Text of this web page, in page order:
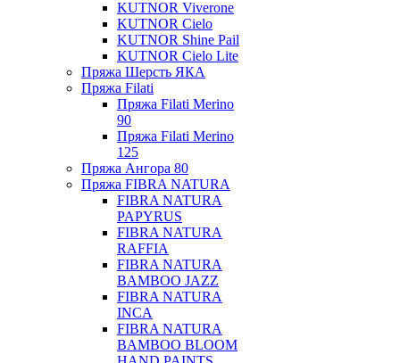
KUTNOR Viverone
KUTNOR Cielo
KUTNOR Shine Pail
KUTNOR Cielo Lite
Пряжа Шерсть ЯКА
Пряжа Filati
Пряжа Filati Merino
90
Пряжа Filati Merino
125
Пряжа Ангора 80
Пряжа FIBRA NATURA
FIBRA NATURA
PAPYRUS
FIBRA NATURA
RAFFIA
FIBRA NATURA
BAMBOO JAZZ
FIBRA NATURA
INCA
FIBRA NATURA
BAMBOO BLOOM